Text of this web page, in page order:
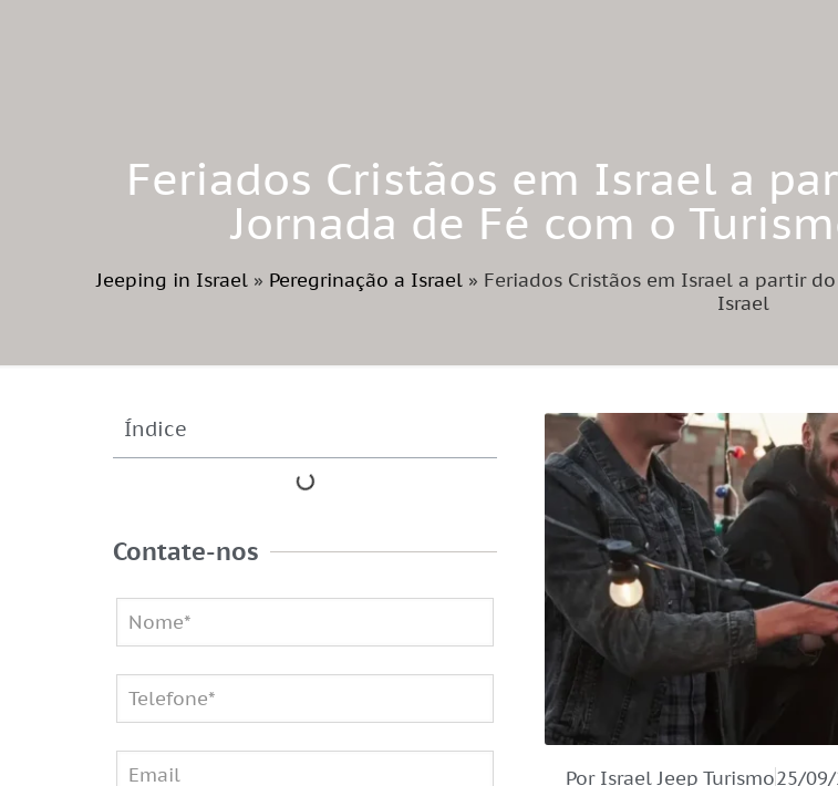
Feriados Cristãos em Israel a
Jornada de Fé com o
Jeeping in Israel » Peregrinação a Israel » Feriados Cristãos em Israel a partir
Israel
Índice
Contate-nos
Por Israel Jeep Turismo25/